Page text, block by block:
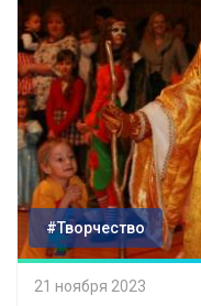
#Творчество
21 ноября 2023